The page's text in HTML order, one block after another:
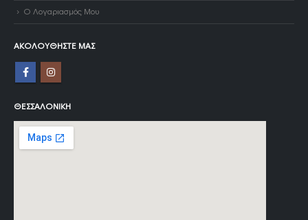
Ο Λογαριασμός Μου
ΑΚΟΛΟΥΘΉΣΤΕ ΜΑΣ
ΘΕΣΣΑΛΟΝΊΚΗ